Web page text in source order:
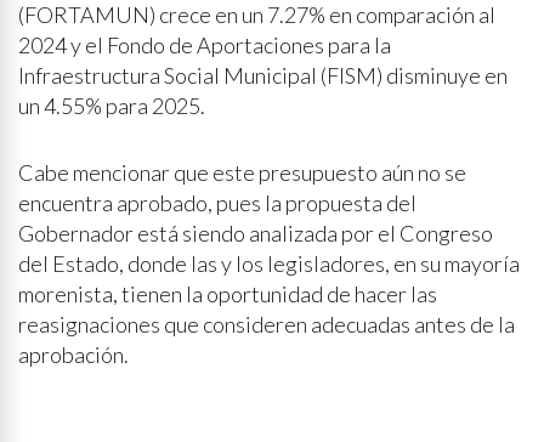
(FORTAMUN) crece en un 7.27% en comparación al
2024 y el Fondo de Aportaciones para la
Infraestructura Social Municipal (FISM) disminuye en
un 4.55% para 2025.
Cabe mencionar que este presupuesto aún no se
encuentra aprobado, pues la propuesta del
Gobernador está siendo analizada por el Congreso
del Estado, donde las y los legisladores, en su mayoría
morenista, tienen la oportunidad de hacer las
reasignaciones que consideren adecuadas antes de la
aprobación.